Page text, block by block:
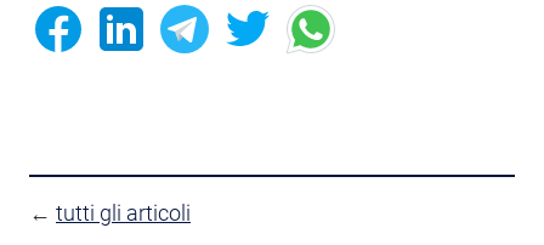
← tutti gli articoli